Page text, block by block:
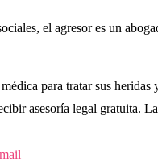
el agresor es un
para tratar sus
asesoría legal gratuita.